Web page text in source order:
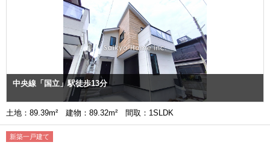
中央線「国立」駅徒歩13分
土地：89.39m² 建物：89.32m² 間取：1SLDK
新築一戸建て